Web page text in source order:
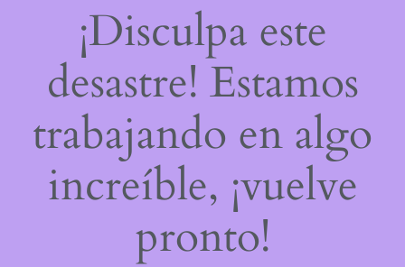
¡Disculpa este
desastre! Estamos
trabajando en algo
increíble, ¡vuelve
pronto!